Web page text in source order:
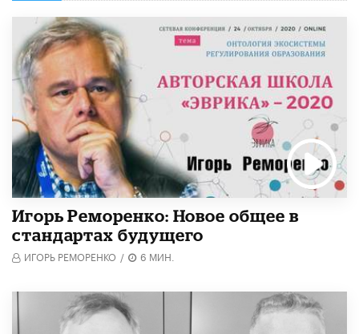
Игорь Реморенко: Новое общее в
стандартах будущего
ИГОРЬ РЕМОРЕНКО / 6 МИН.